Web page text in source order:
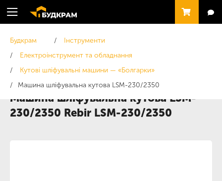
Будкрам
Інструменти
Електроінструмент та обладнання
Кутові шліфувальні машини — «Болгарки»
Машина шліфувальна кутова LSM-230/2350
Машина шліфувальна кутова LSM-
230/2350 Rebir LSM-230/2350